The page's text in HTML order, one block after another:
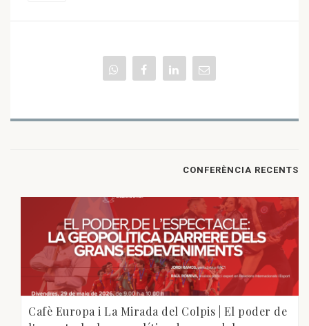
CONFERÈNCIA RECENTS
Cafè Europa i La Mirada del Colpis | El poder de